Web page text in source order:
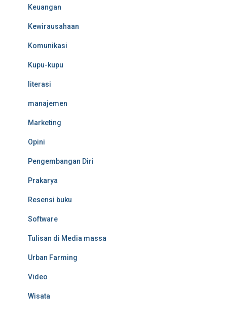
Keuangan
Kewirausahaan
Komunikasi
Kupu-kupu
literasi
manajemen
Marketing
Opini
Pengembangan Diri
Prakarya
Resensi buku
Software
Tulisan di Media massa
Urban Farming
Video
Wisata